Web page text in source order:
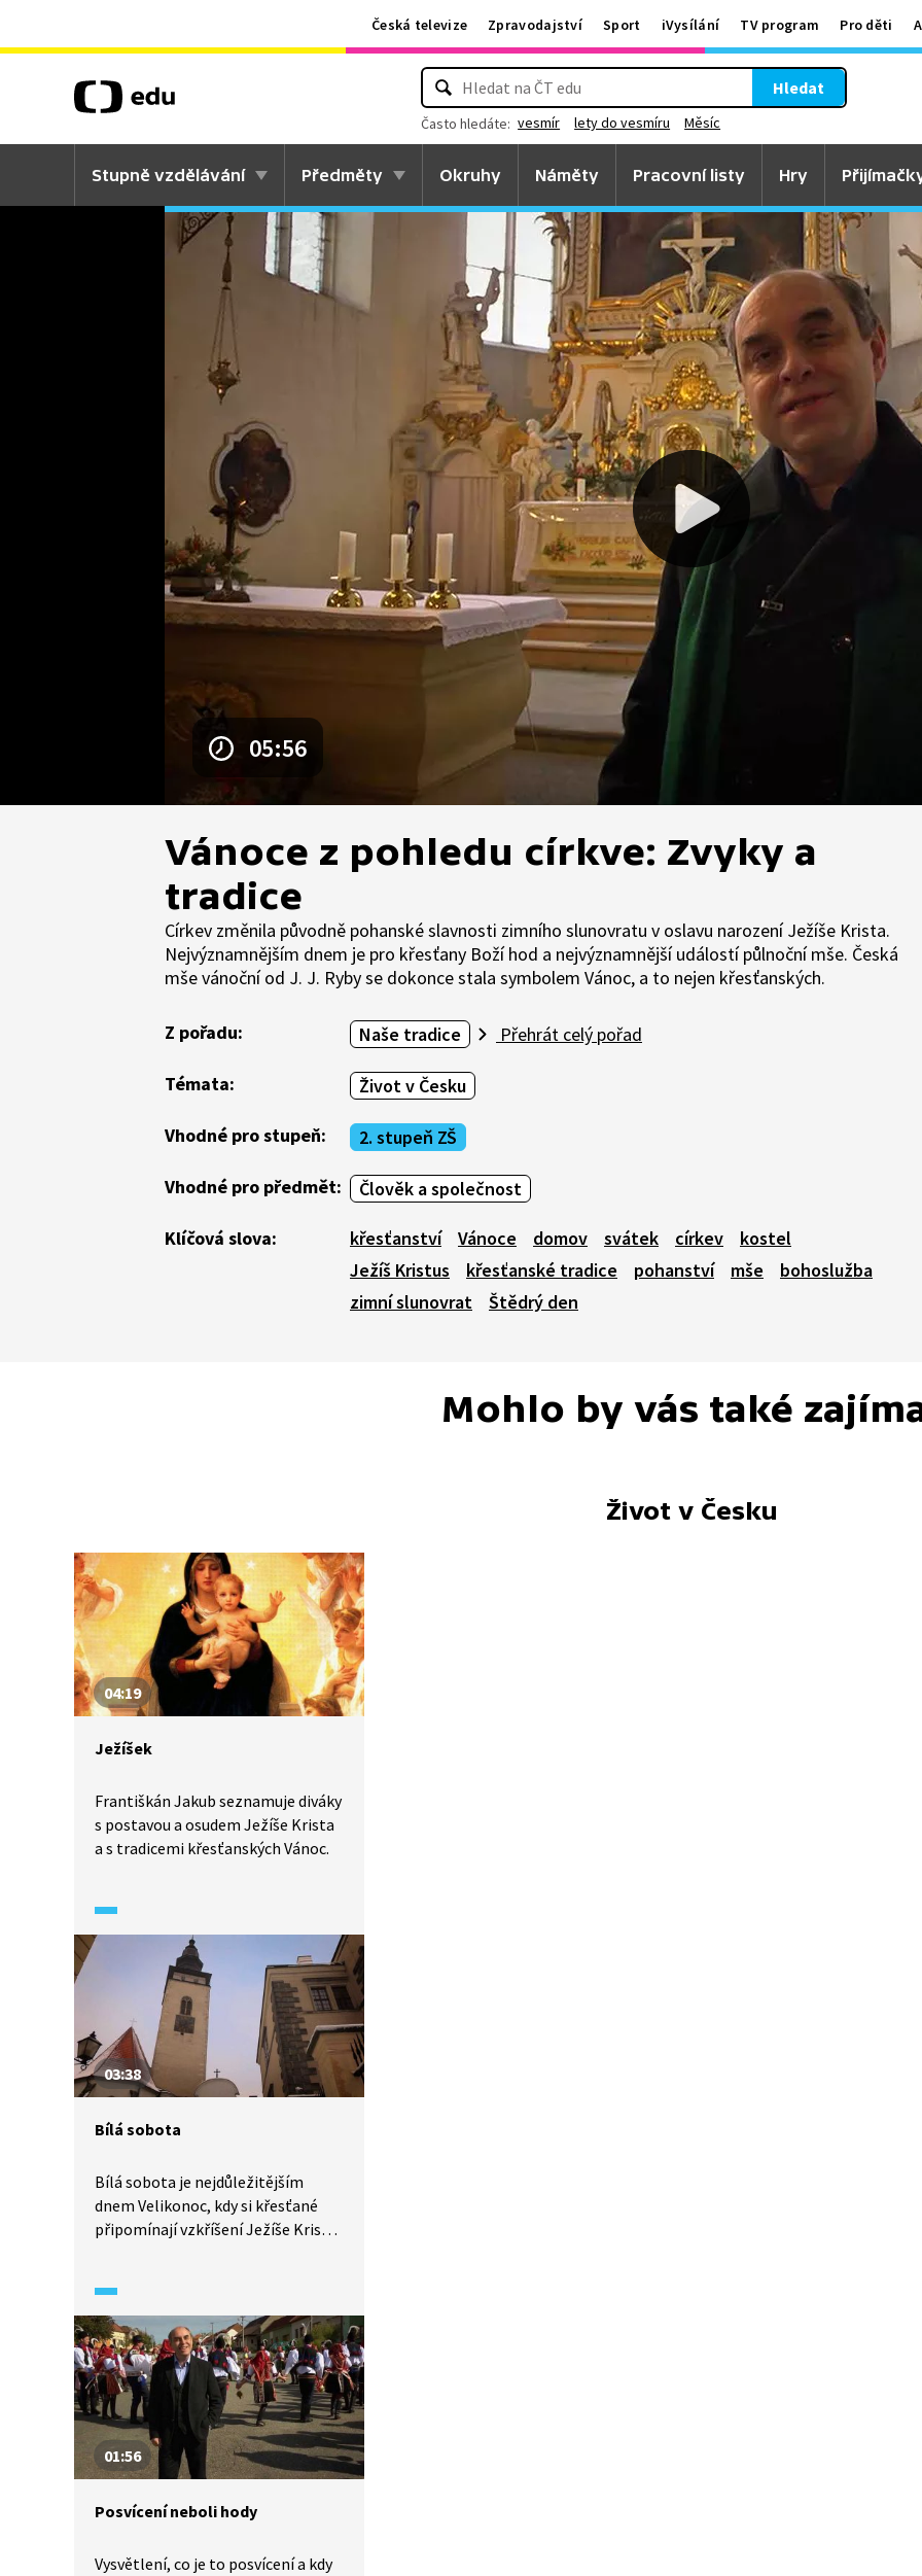
Česká televize Zpravodajství Sport iVysílání TV program Pro děti
Hledat
Často hledáte: vesmír lety do vesmíru Měsíc
Stupně vzdělávání Předměty Okruhy Náměty Pracovní listy Hry
05:56
Vánoce z pohledu církve: Zvyky a
tradice
Církev změnila původně pohanské slavnosti zimního slunovratu v oslavu narození Ježíše Krista.
Nejvýznamnějším dnem je pro křesťany Boží hod a nejvýznamnější událostí půlnoční mše. Česká
mše vánoční od J. J. Ryby se dokonce stala symbolem Vánoc, a to nejen křesťanských.
Z pořadu: Naše tradice Přehrát celý pořad
Témata: Život v Česku
Vhodné pro stupeň: 2. stupeň ZŠ
Vhodné pro předmět: Člověk a společnost
Klíčová slova: křesťanství Vánoce domov svátek církev
kostel
Ježíš Kristus
křesťanské tradice pohanství mše
bohoslužba
zimní slunovrat
Štědrý den
Mohlo by vás také
Život v Česku
04:19
Ježíšek
Františkán Jakub seznamuje diváky
s postavou a osudem Ježíše Krista
a s tradicemi křesťanských Vánoc.
03:38
Bílá sobota
Bílá sobota je nejdůležitějším
dnem Velikonoc, kdy si křesťané
připomínají vzkříšení Ježíše Krista.
neslaví mše svatá ani další svátosti
a hlavní církevní obřad se koná až
po setmění.
01:56
Posvícení neboli hody
Vysvětlení, co je to posvícení a kdy